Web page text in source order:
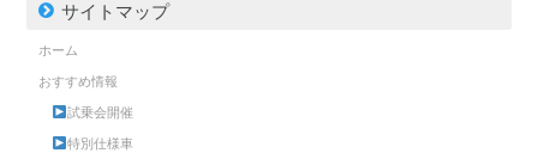
サイトマップ
ホーム
おすすめ情報
試乗会開催
特別仕様車